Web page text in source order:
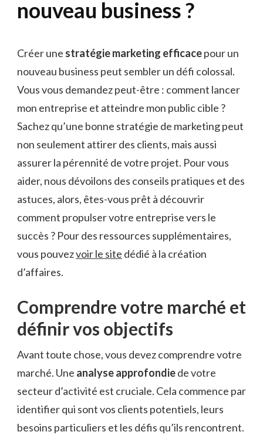
nouveau business ?
Créer une stratégie marketing efficacepour un
nouveau business peut sembler un défi colossal.
Vous vous demandez peut-être : comment lancer
mon entreprise et atteindre mon public cible ?
Sachez qu’une bonne stratégie de marketing peut
non seulement attirer des clients, mais aussi
assurer la pérennité de votre projet. Pour vous
aider, nous dévoilons des conseils pratiques et des
astuces, alors, êtes-vous prêt à découvrir
comment propulser votre entreprise vers le
succès ? Pour des ressources supplémentaires,
vous pouvezvoir le site dédié à la création
d’affaires.
Comprendre votre marché et
définir vos objectifs
Avant toute chose, vous devez comprendre votre
marché. Une analyse approfondiede votre
secteur d’activité est cruciale. Cela commence par
identifier qui sont vos clients potentiels, leurs
besoins particuliers et les défis qu’ils rencontrent.